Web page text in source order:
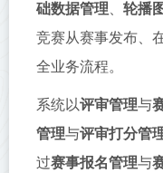
础数据管理
轮播
竞赛从赛事发布、
全业务流程。
系统以评审管理与
管理与评审打分管
过赛事报名管理与